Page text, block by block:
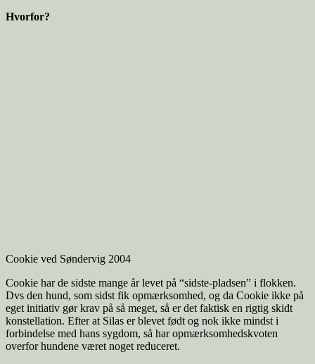
Hvorfor?
Cookie ved Søndervig 2004
Cookie har de sidste mange år levet på “sidste-pladsen” i flokken.
Dvs den hund, som sidst fik opmærksomhed, og da Cookie ikke på
eget initiativ gør krav på så meget, så er det faktisk en rigtig skidt
konstellation. Efter at Silas er blevet født og nok ikke mindst i
forbindelse med hans sygdom, så har opmærksomhedskvoten
overfor hundene været noget reduceret.